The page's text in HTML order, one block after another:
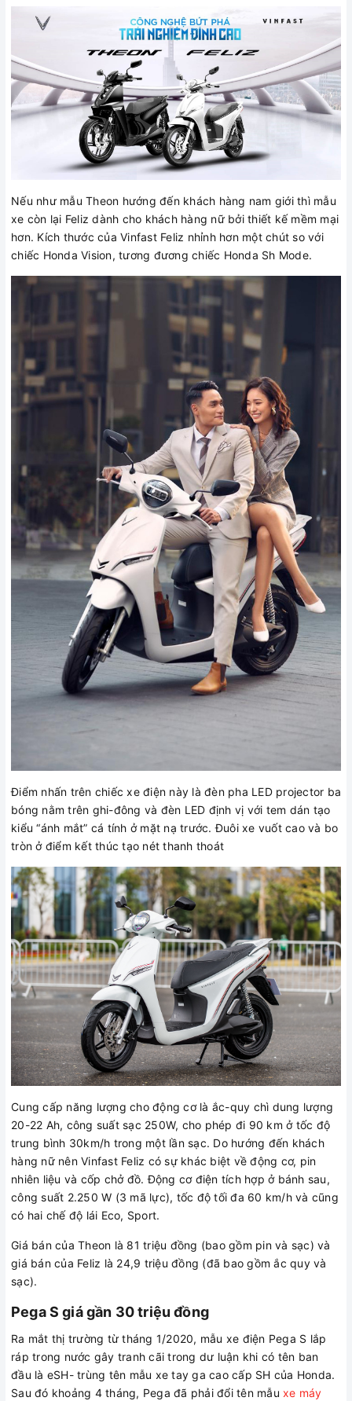
Nếu như mẫu Theon hướng đến khách hàng nam giới thì mẫu
xe còn lại Feliz dành cho khách hàng nữ bởi thiết kế mềm mại
hơn. Kích thước của Vinfast Feliz nhỉnh hơn một chút so với
chiếc Honda Vision, tương đương chiếc Honda Sh Mode.
Điểm nhấn trên chiếc xe điện này là đèn pha LED projector ba
bóng nằm trên ghi-đông và đèn LED định vị với tem dán tạo
kiểu “ánh mắt” cá tính ở mặt nạ trước. Đuôi xe vuốt cao và bo
tròn ở điểm kết thúc tạo nét thanh thoát
Cung cấp năng lượng cho động cơ là ắc-quy chì dung lượng
20-22 Ah, công suất sạc 250W, cho phép đi 90 km ở tốc độ
trung bình 30km/h trong một lần sạc. Do hướng đến khách
hàng nữ nên Vinfast Feliz có sự khác biệt về động cơ, pin
nhiên liệu và cốp chở đồ. Động cơ điện tích hợp ở bánh sau,
công suất 2.250 W (3 mã lực), tốc độ tối đa 60 km/h và cũng
có hai chế độ lái Eco, Sport.
Giá bán của Theon là 81 triệu đồng (bao gồm pin và sạc) và
giá bán của Feliz là 24,9 triệu đồng (đã bao gồm ắc quy và
sạc).
Pega S giá gần 30 triệu đồng
Ra mắt thị trường từ tháng 1/2020, mẫu xe điện Pega S lắp
ráp trong nước gây tranh cãi trong dư luận khi có tên ban
đầu là eSH- trùng tên mẫu xe tay ga cao cấp SH của Honda.
Sau đó khoảng 4 tháng, Pega đã phải đổi tên mẫu xe máy